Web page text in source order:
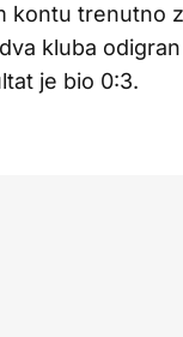
kontu trenutno
kluba
je bio 0:3.